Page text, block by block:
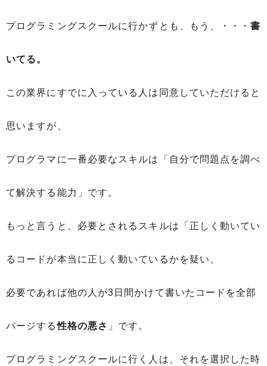
プログラミングスクールに行かずとも、もう、・・・書
いてる。
この業界にすでに入っている人は同意していただけると
思いますが、
プログラマに一番必要なスキルは「自分で問題点を調べ
て解決する能力」です。
もっと言うと、必要とされるスキルは「正しく動いてい
るコードが本当に正しく動いているかを疑い、
必要であれば他の人が3日間かけて書いたコードを全部
パージする性格の悪さ 」です。
プログラミングスクールに行く人は、それを選択した時